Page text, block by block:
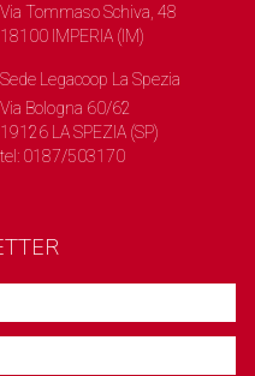
Via Tommaso Schiva, 48
18100 IMPERIA (IM)
Sede Legacoop La Spezia
Via Bologna 60/62
19126 LA SPEZIA (SP)
tel: 0187/503170